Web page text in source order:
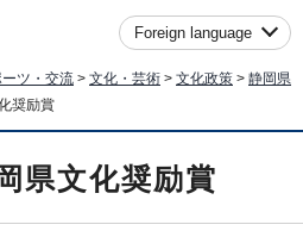
Foreign language
ツ・交流 > 文化・芸術 > 文化政策 > 静岡県
奨励賞
県文化奨励賞